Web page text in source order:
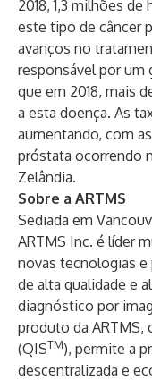
2018, 1,3 milhões
este tipo de câncer
avanços no
responsável por um
que em 2018, mais
a esta doença. As
aumentando, com
próstata ocorrendo
Zelândia.
Sobre a ARTMS
Sediada em
ARTMS Inc. é líder
novas tecnologias
de alta qualidade e
diagnóstico por
produto da ARTMS,
(QISTM), permite a
descentralizada e